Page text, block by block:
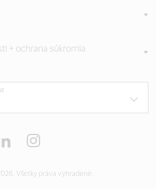
+ ochrana súkromia
LinkedIn
Všetky práva vyhradené.